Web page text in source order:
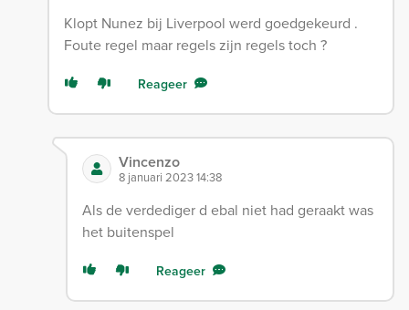
Klopt Nunez bij Liverpool werd goedgekeurd .
Foute regel maar regels zijn regels toch ?
Reageer
Vincenzo
8 januari 2023 14:38
Als de verdediger d ebal niet had geraakt was
het buitenspel
Reageer